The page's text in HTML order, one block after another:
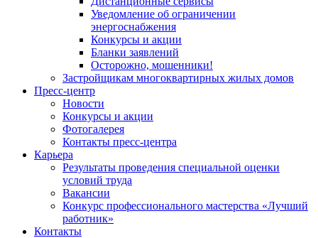
Уведомление об ограничении
энергоснабжения
Конкурсы и акции
Бланки заявлений
Осторожно, мошенники!
Застройщикам многоквартирных жилых домов
Пресс-центр
Новости
Конкурсы и акции
Фотогалерея
Контакты пресс-центра
Карьера
Результаты проведения специальной оценки
условий труда
Вакансии
Конкурс профессионального мастерства «Лучший
работник»
Контакты